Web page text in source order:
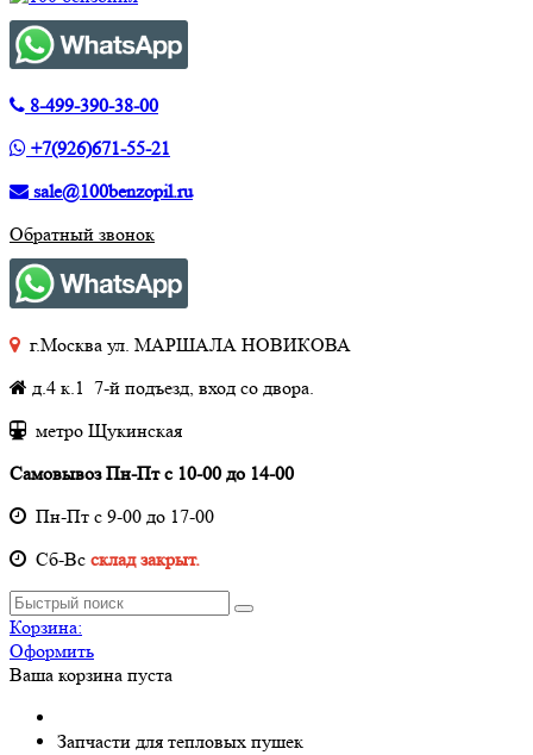
8-499-390-38-00
+7(926)671-55-21
sale@100benzopil.ru
Обратный звонок
г.Москва ул. МАРШАЛА НОВИКОВА
д.4 к.1 7-й подъезд, вход со двора.
метро Щукинская
Самовывоз Пн-Пт с 10-00 до 14-00
Пн-Пт с 9-00 до 17-00
Cб-Вс склад закрыт.
Корзина:
Оформить
Ваша корзина пуста
Запчасти для тепловых пушек